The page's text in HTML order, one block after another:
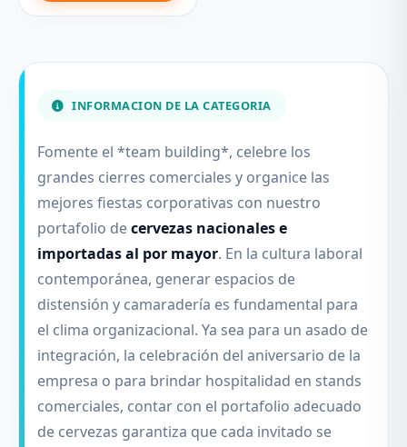
INFORMACION DE LA CATEGORIA
Fomente el *team building*, celebre los
grandes cierres comerciales y organice las
mejores fiestas corporativas con nuestro
portafolio decervezas nacionales e
importadas al por mayor. En la cultura laboral
contemporánea, generar espacios de
distensión y camaradería es fundamental para
el clima organizacional. Ya sea para un asado de
integración, la celebración del aniversario de la
empresa o para brindar hospitalidad en stands
comerciales, contar con el portafolio adecuado
de cervezas garantiza que cada invitado se